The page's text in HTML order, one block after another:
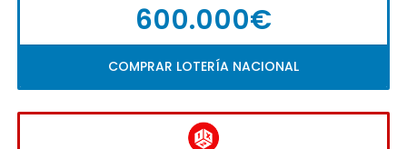
600.000€
COMPRAR LOTERÍA NACIONAL